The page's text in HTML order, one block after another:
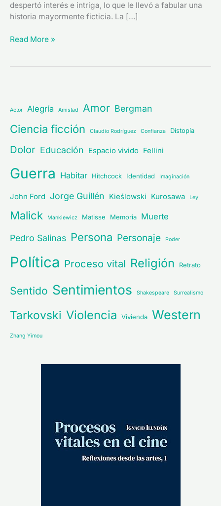
despertó interés e intriga, lo que le llevó a fabular una
historia mayormente ficticia. La […]
Read More »
Actor Alegría Amistad Amor Bergman
Ciencia ficción Claudio Rodríguez Confianza Distopía
Dolor Educación Espacio vivido Fellini
Guerra Habitar Hitchcock Identidad Imaginación
John Ford Jorge Guillén Kieślowski Kurosawa Ley
Malick Mankiewicz Matisse Memoria Muerte
Pedro Salinas Persona Personaje Poder
Política Proceso vital Religión Retrato
Sentido Sentimientos Shakespeare Surrealismo
Tarkovski Violencia Vivienda Western
Zhang Yimou